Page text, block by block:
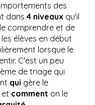
des
dans 4 niveaux qu'il
comprendre et de
élèves en début
lorsque le
C'est un peu
de triage qui
qui gère le
comment on le